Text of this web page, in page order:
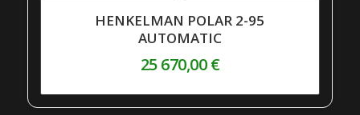
HENKELMAN POLAR 2-95
AUTOMATIC
25 670,00€